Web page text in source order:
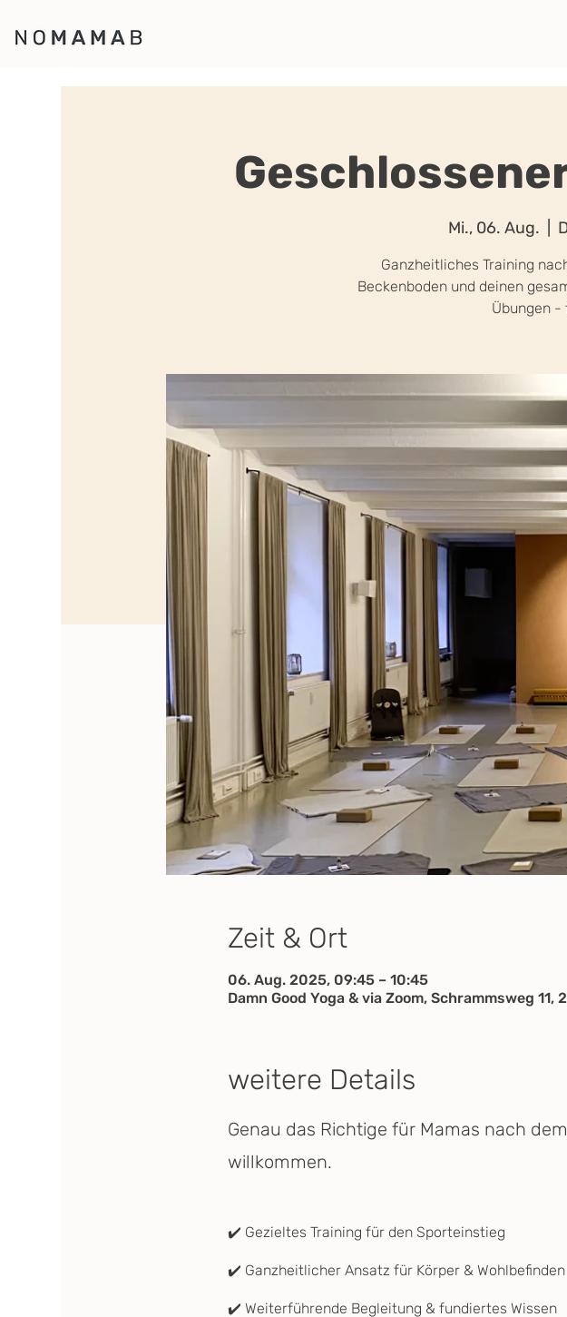
Mi., 06. Aug.
Ganzheitliches Training
Beckenboden und deinen
Übungen -
Zeit & Ort
06. Aug. 2025, 09:45 – 10:45
Damn Good Yoga & via Zoom, Schrammsweg
weitere Details
Genau das Richtige für Mamas nach
willkommen.
✔️ Gezieltes Training für den Sporteinstieg
✔️ Ganzheitlicher Ansatz für Körper & Wohlbefinden
✔️ Weiterführende Begleitung & fundiertes Wissen